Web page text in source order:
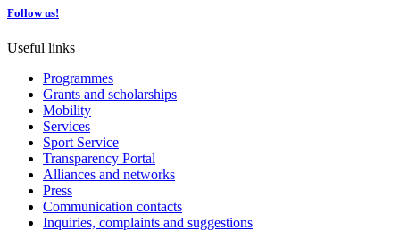
Follow us!
Useful links
Programmes
Grants and scholarships
Mobility
Services
Sport Service
Transparency Portal
Alliances and networks
Press
Communication contacts
Inquiries, complaints and suggestions